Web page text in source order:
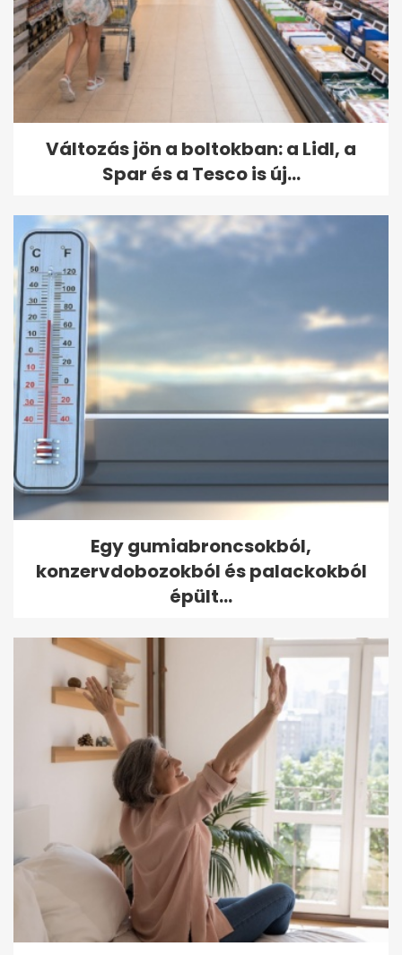
Változás jön a boltokban: a Lidl, a
Spar és a Tesco is új...
Egy gumiabroncsokból,
konzervdobozokból és palackokból
épült...